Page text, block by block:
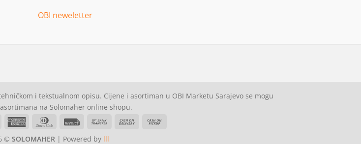
OBI neweletter
i tekstualnom opisu. Cijene i asortiman u OBI Marketu Sarajevo se mogu
na Solomaher online shopu.
American Dinners
Invoice
Bank
Cash
© SOLOMAHER| Powered by lll